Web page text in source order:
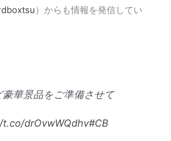
）からも情報を発信してい
華景品をご準備させて
drOvwWQdhv#CB